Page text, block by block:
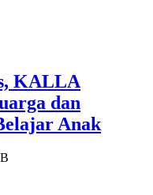
KALLA
dan
Anak